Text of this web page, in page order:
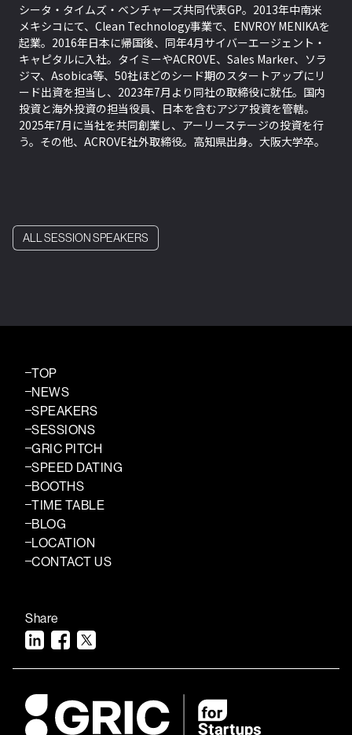
シータ・タイムズ・ベンチャーズ共同代表GP。2013年中南米
メキシコにて、Clean Technology事業で、ENVROY MENIKAを
起業。2016年日本に帰国後、同年4月サイバーエージェント・
キャピタルに入社。タイミーやACROVE、Sales Marker、ソラ
ジマ、Asobica等、50社ほどのシード期のスタートアップにリ
ード出資を担当し、2023年7月より同社の取締役に就任。国内
投資と海外投資の担当役員、日本を含むアジア投資を管轄。
2025年7月に当社を共同創業し、アーリーステージの投資を行
う。その他、ACROVE社外取締役。高知県出身。大阪大学卒。
ALL SESSION SPEAKERS
TOP
NEWS
SPEAKERS
SESSIONS
GRIC PITCH
SPEED DATING
BOOTHS
TIME TABLE
BLOG
LOCATION
CONTACT US
Share